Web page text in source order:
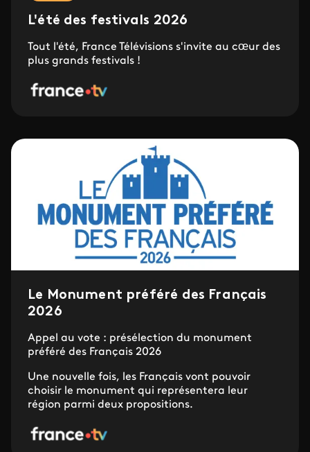
L'été des festivals 2026
Tout l'été, France Télévisions s'invite au cœur des
plus grands festivals !
Le Monument préféré des Français
2026
Appel au vote : présélection du monument
préféré des Français 2026
Une nouvelle fois, les Français vont pouvoir
choisir le monument qui représentera leur
région parmi deux propositions.